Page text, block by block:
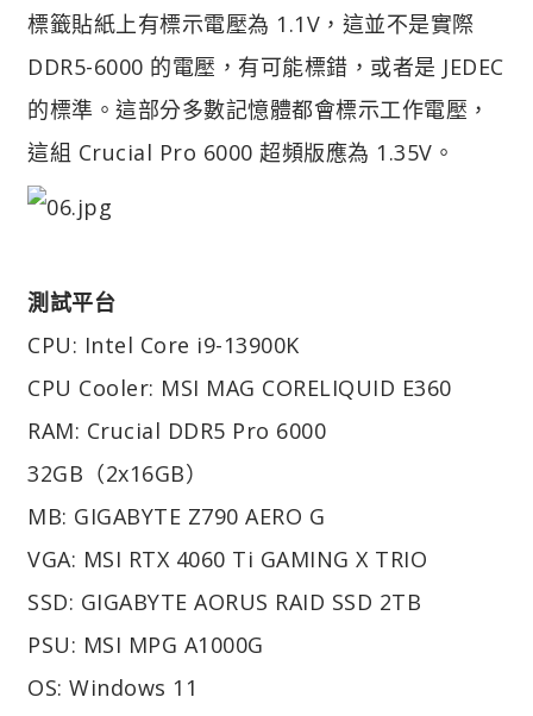
標籤貼紙上有標示電壓為 1.1V，這並不是實際
DDR5-6000 的電壓，有可能標錯，或者是 JEDEC
的標準。這部分多數記憶體都會標示工作電壓，
這組 Crucial Pro 6000 超頻版應為 1.35V。
測試平台
CPU: Intel Core i9-13900K
CPU Cooler: MSI MAG CORELIQUID E360
RAM: Crucial DDR5 Pro 6000
32GB（2x16GB）
MB: GIGABYTE Z790 AERO G
VGA: MSI RTX 4060 Ti GAMING X TRIO
SSD: GIGABYTE AORUS RAID SSD 2TB
PSU: MSI MPG A1000G
OS: Windows 11